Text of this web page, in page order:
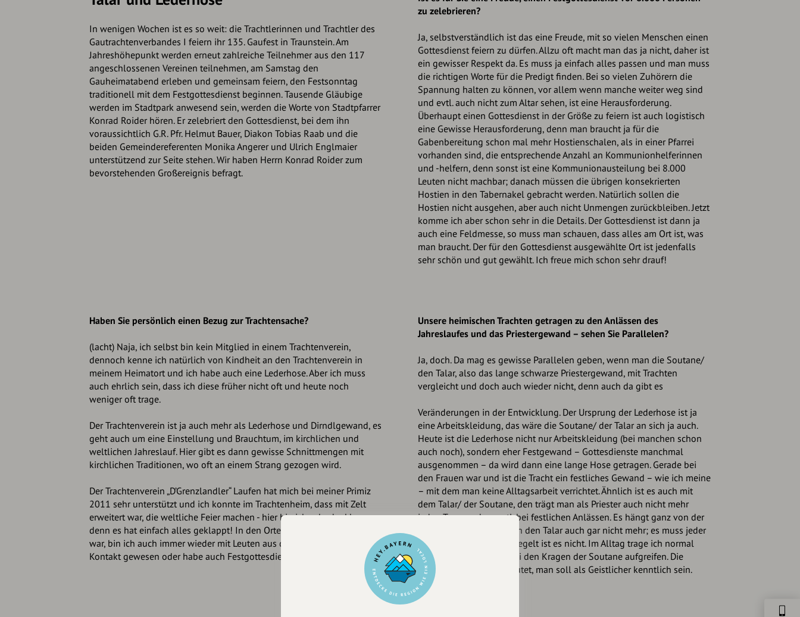
In wenigen Wochen ist es so weit: die Trachtlerinnen und Trachtler des
Gautrachtenverbandes I feiern ihr 135. Gaufest in Traunstein. Am
Jahreshöhepunkt werden erneut zahlreiche Teilnehmer aus den 117
angeschlossenen Vereinen teilnehmen, am Samstag den
Gauheimatabend erleben und gemeinsam feiern, den Festsonntag
traditionell mit dem Festgottesdienst beginnen. Tausende Gläubige
werden im Stadtpark anwesend sein, werden die Worte von Stadtpfarrer
Konrad Roider hören. Er zelebriert den Gottesdienst, bei dem ihn
voraussichtlich G.R. Pfr. Helmut Bauer, Diakon Tobias Raab und die
beiden Gemeindereferenten Monika Angerer und Ulrich Englmaier
unterstützend zur Seite stehen. Wir haben Herrn Konrad Roider zum
bevorstehenden Großereignis befragt.
zu zelebrieren?
Ja, selbstverständlich ist das eine Freude, mit so vielen Menschen einen
Gottesdienst feiern zu dürfen. Allzu oft macht man das ja nicht, daher ist
ein gewisser Respekt da. Es muss ja einfach alles passen und man muss
die richtigen Worte für die Predigt finden. Bei so vielen Zuhörern die
Spannung halten zu können, vor allem wenn manche weiter weg sind
und evtl. auch nicht zum Altar sehen, ist eine Herausforderung.
Überhaupt einen Gottesdienst in der Größe zu feiern ist auch logistisch
eine Gewisse Herausforderung, denn man braucht ja für die
Gabenbereitung schon mal mehr Hostienschalen, als in einer Pfarrei
vorhanden sind, die entsprechende Anzahl an Kommunionhelferinnen
und -helfern, denn sonst ist eine Kommunionausteilung bei 8.000
Leuten nicht machbar; danach müssen die übrigen konsekrierten
Hostien in den Tabernakel gebracht werden. Natürlich sollen die
Hostien nicht ausgehen, aber auch nicht Unmengen zurückbleiben. Jetzt
komme ich aber schon sehr in die Details. Der Gottesdienst ist dann ja
auch eine Feldmesse, so muss man schauen, dass alles am Ort ist, was
man braucht. Der für den Gottesdienst ausgewählte Ort ist jedenfalls
sehr schön und gut gewählt. Ich freue mich schon sehr drauf!
Haben Sie persönlich einen Bezug zur Trachtensache?
(lacht) Naja, ich selbst bin kein Mitglied in einem Trachtenverein,
dennoch kenne ich natürlich von Kindheit an den Trachtenverein in
meinem Heimatort und ich habe auch eine Lederhose. Aber ich muss
auch ehrlich sein, dass ich diese früher nicht oft und heute noch
weniger oft trage.
Der Trachtenverein ist ja auch mehr als Lederhose und Dirndlgewand, es
geht auch um eine Einstellung und Brauchtum, im kirchlichen und
weltlichen Jahreslauf. Hier gibt es dann gewisse Schnittmengen mit
kirchlichen Traditionen, wo oft an einem Strang gezogen wird.
Der Trachtenverein „D’Grenzlandler“ Laufen hat mich bei meiner Primiz
2011 sehr unterstützt und ich konnte im Trachtenheim, dass mit Zelt
erweitert war, die weltliche Feier machen - hier bin ich sehr dankbar,
denn es hat einfach alles geklappt! In den Orten, wo ich bisher tätig
war, bin ich auch immer wieder mit Leuten aus dem Trachtenvereinen in
Kontakt gewesen oder habe auch Festgottesdienste mitgefeiert.
Unsere heimischen Trachten getragen zu den Anlässen des
Jahreslaufes und das Priestergewand – sehen Sie Parallelen?
Ja, doch. Da mag es gewisse Parallelen geben, wenn man die Soutane/
den Talar, also das lange schwarze Priestergewand, mit Trachten
vergleicht und doch auch wieder nicht, denn auch da gibt es
Veränderungen in der Entwicklung. Der Ursprung der Lederhose ist ja
eine Arbeitskleidung, das wäre die Soutane/ der Talar an sich ja auch.
Heute ist die Lederhose nicht nur Arbeitskleidung (bei manchen schon
auch noch), sondern eher Festgewand – Gottesdienste manchmal
ausgenommen – da wird dann eine lange Hose getragen. Gerade bei
den Frauen war und ist die Tracht ein festliches Gewand – wie ich meine
– mit dem man keine Alltagsarbeit verrichtet. Ähnlich ist es auch mit
dem Talar/ der Soutane, den trägt man als Priester auch nicht mehr
jeden Tag, sondern evtl. bei festlichen Anlässen. Es hängt ganz von der
Person ab, manche tragen den Talar auch gar nicht mehr; es muss jeder
selbst wissen, streng geregelt ist es nicht. Im Alltag trage ich normal
Kollar-Hemden, die quasi den Kragen der Soutane aufgreifen. Die
allgemeine Regelung lautet, man soll als Geistlicher kenntlich sein.